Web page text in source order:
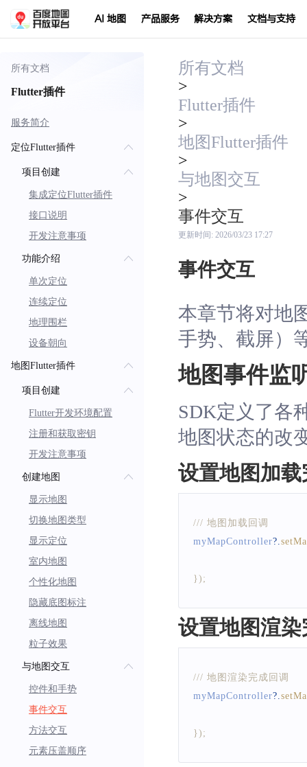
AI 地图 产品服务 解决方案 文档与支持
所有文档
Flutter插件
服务简介
定位Flutter插件
项目创建
集成定位Flutter插件
接口说明
开发注意事项
功能介绍
单次定位
连续定位
地理围栏
设备朝向
地图Flutter插件
项目创建
Flutter开发环境配置
注册和获取密钥
开发注意事项
创建地图
显示地图
切换地图类型
显示定位
室内地图
个性化地图
隐藏底图标注
离线地图
粒子效果
与地图交互
控件和手势
事件交互
方法交互
元素压盖顺序
所有文档
>
Flutter插件
>
地图Flutter插件
>
与地图交互
>
事件交互
更新时间: 2026/03/23 17:27
事件交互
本章节将对地
手势、截屏）
地图事件监
SDK定义了各
地图状态的改
设置地图加
/// 地图加载回调
myMapController?.
}) ;
设置地图渲
/// 地图渲染完成回调
myMapController?.
}) ;